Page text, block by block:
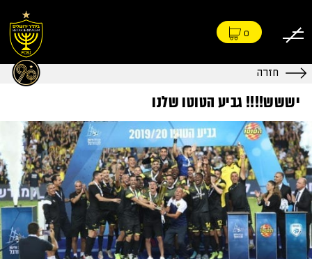
0
חזרה
יששש!!!! גביע הטוטו שלנו